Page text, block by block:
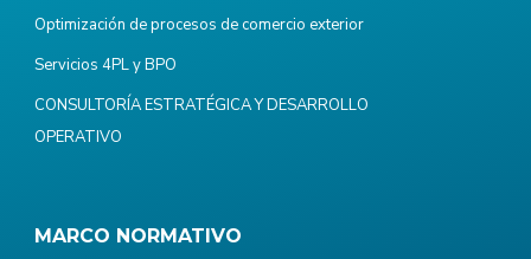
Optimización de procesos de comercio exterior
Servicios 4PL y BPO
CONSULTORÍA ESTRATÉGICA Y DESARROLLO
OPERATIVO
MARCO NORMATIVO